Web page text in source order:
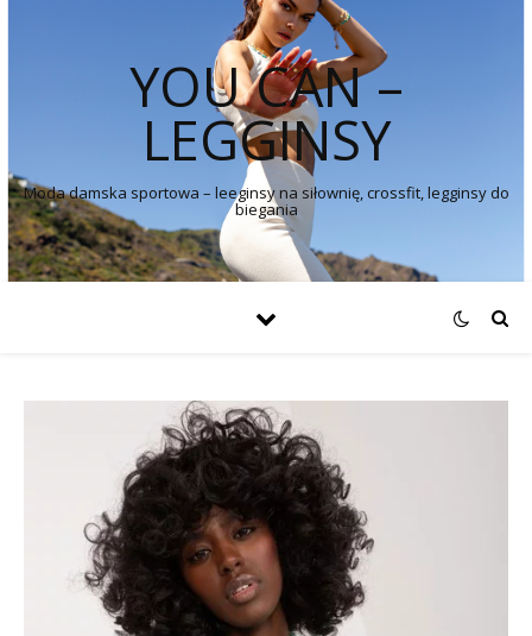
YOU CAN –
LEGGINSY
Moda damska sportowa – leeginsy na siłownię, crossfit, legginsy do
biegania